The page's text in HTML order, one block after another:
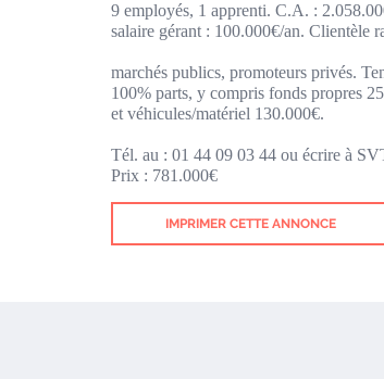
9 employés, 1 apprenti. C.A. :
salaire gérant : 100.000€/an. Clientèle
marchés publics, promoteurs privés.
100% parts, y compris fonds propres
et véhicules/matériel 130.000€.
Tél. au : 01 44 09 03 44 ou écrire à
Prix : 781.000€
IMPRIMER CETTE ANNONCE